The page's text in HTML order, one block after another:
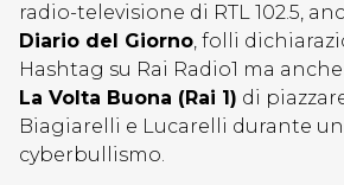
radio-televisione di RTL 102.5,
Diario del Giorno, folli
Hashtag su Rai Radio1 ma
La Volta Buona (Rai 1) di
Biagiarelli e Lucarelli durante
cyberbullismo.